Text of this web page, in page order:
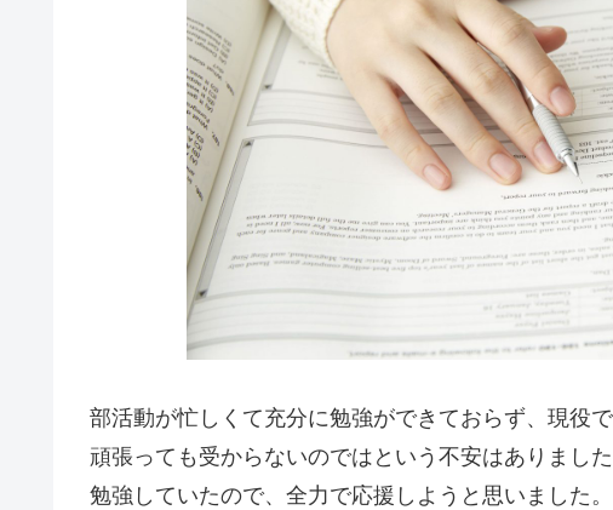
部活動が忙しくて充分に勉強ができておらず、現役
頑張っても受からないのではという不安はありまし
勉強していたので、全力で応援しようと思いました。